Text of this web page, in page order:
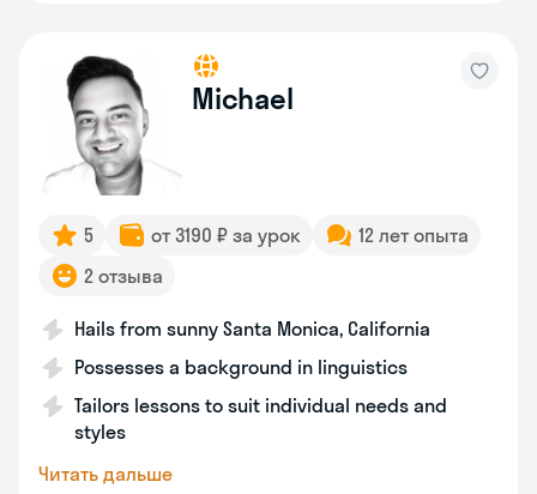
Michael
5 от 3190 ₽ за урок
12 лет опыта
2 отзыва
Hails from sunny Santa Monica, California
Possesses a background in linguistics
Tailors lessons to suit individual needs and
styles
Читать дальше